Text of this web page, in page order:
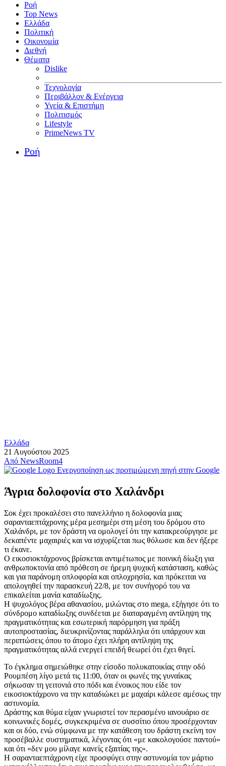
Ροή
Top News
Ελλάδα
Πολιτική
Οικονομία
Διεθνή
Θέματα
Dislike
Τεχνολογία
Περιβάλλον & Ενέργεια
Υγεία & Επιστήμη
Πολιτισμός
Lifestyle
PrimeNews TV
Ροή
Ελλάδα
21 Αυγούστου 2025
Από NewsRoom4
Ενεργοποίηση ως προτιμώμενη πηγή στην Google
Άγρια δολοφονία στο Χαλάνδρι
Σοκ έχει προκαλέσει στο πανελλήνιο η δολοφονία μιας
σαρανταεπτάχρονης μέρα μεσημέρι στη μέση του δρόμου στο
Χαλάνδρι, με τον δράστη να ομολογεί ότι την κατακρεούργησε με
δεκαπέντε μαχαιριές και να ισχυρίζεται πως θόλωσε και δεν ήξερε
τι έκανε.
Ο εικοσιοκτάχρονος βρίσκεται αντιμέτωπος με ποινική δίωξη για
ανθρωποκτονία από πρόθεση σε ήρεμη ψυχική κατάσταση, καθώς
και για παράνομη οπλοφορία και οπλοχρησία, και πρόκειται να
απολογηθεί την παρασκευή 22/8, με τον συνήγορό του να
επικαλείται μανία καταδίωξης.
Η ψυχολόγος βέρα αθανασίου, μιλώντας στο mega, εξήγησε ότι το
σύνδρομο καταδίωξης συνδέεται με διαταραγμένη αντίληψη της
πραγματικότητας και εσωτερική παρόρμηση για πράξη
αυτοπροστασίας, διευκρινίζοντας παράλληλα ότι υπάρχουν και
περιπτώσεις όπου το άτομο έχει πλήρη αντίληψη της
πραγματικότητας αλλά ενεργεί επειδή θεωρεί ότι έχει θιγεί.
Το έγκλημα σημειώθηκε στην είσοδο πολυκατοικίας στην οδό
Ρουμπέση λίγο μετά τις 11:00, όταν οι φωνές της γυναίκας
σήκωσαν τη γειτονιά στο πόδι και ένοικος που είδε τον
εικοσιοκτάχρονο να την καταδιώκει με μαχαίρι κάλεσε αμέσως την
αστυνομία.
Δράστης και θύμα είχαν γνωριστεί τον περασμένο ιανουάριο σε
κοινωνικές δομές, συγκεκριμένα σε συσσίτιο όπου προσέρχονταν
και οι δύο, ενώ σύμφωνα με την κατάθεση του δράστη εκείνη τον
προσέβαλλε συστηματικά, λέγοντας ότι «με κακολογούσε παντού»
και ότι «δεν μου μίλαγε κανείς εξαιτίας της».
Η σαρανταεπτάχρονη είχε προσφύγει στην αστυνομία τον μάρτιο